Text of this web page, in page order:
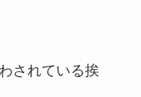
されている挨